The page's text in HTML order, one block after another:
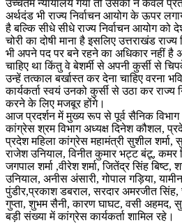
उच्चतम न्यायालय गया तो उसको न केवल
अर्थदंड भी राज्य निर्वाचन आयोग के ऊपर
है बल्कि सीधे सीधे राज्य निर्वाचन आयोग को
चोरी का दोषी माना है इसलिए उत्तराखंड
भी अपने पद पर बने रहने का अधिकार नहीं है
चाहिए था किंतु वे बेशर्मी से अपनी कुर्सी से
उन्हें तत्काल बर्खास्त कर देना चाहिए वरना
कार्यकर्ता स्वयं उनको कुर्सी से उठा कर राज्य
करने के लिए मजबूर होंगे।
आज प्रदर्शन में मुख्य रूप से पूर्व सैनिक विभाग
कांग्रेस श्रम विभाग अध्यक्ष दिनेश कौशल,
प्रदेश महिला कांग्रेस महामंत्री सुशील
राजेश उनियाल, विनीत कुमार भट्ट बंटू, कमर
जगपाल शर्मा ,वीरेश शर्मा, जितेंद्र सिंह
उनियाल, अनीस अंसारी, गोपाल गड़िया,
पुंडीर,प्रकाश डबराल, सरदार अमरजीत
गुप्ता, शुभम सैनी, कारण घाघट, वसी अहमद,
बड़ी संख्या में कांग्रेस कार्यकर्ता शामिल रहे।